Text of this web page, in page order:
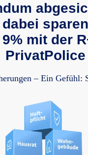
mit der
PrivatPolice
– Ein Gefühl: